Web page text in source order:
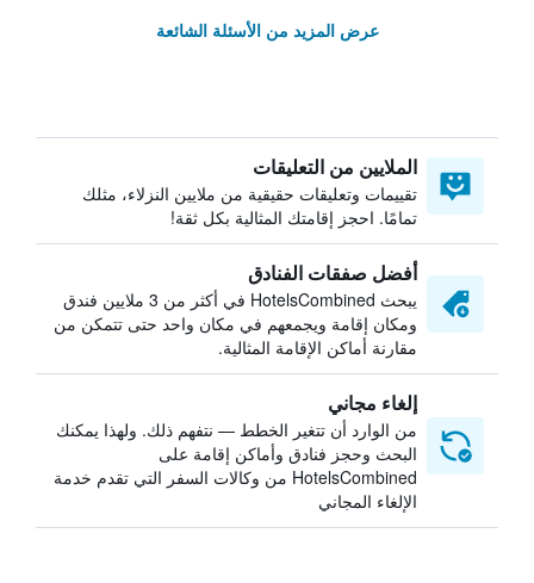
عرض المزيد من الأسئلة الشائعة
الملايين من التعليقات
تقييمات وتعليقات حقيقية من ملايين النزلاء، مثلك
تمامًا. احجز إقامتك المثالية بكل ثقة!
أفضل صفقات الفنادق
يبحث HotelsCombined في أكثر من 3 ملايين فندق
ومكان إقامة ويجمعهم في مكان واحد حتى تتمكن من
مقارنة أماكن الإقامة المثالية.
إلغاء مجاني
من الوارد أن تتغير الخطط — نتفهم ذلك. ولهذا يمكنك
البحث وحجز فنادق وأماكن إقامة على
HotelsCombined من وكالات السفر التي تقدم خدمة
الإلغاء المجاني